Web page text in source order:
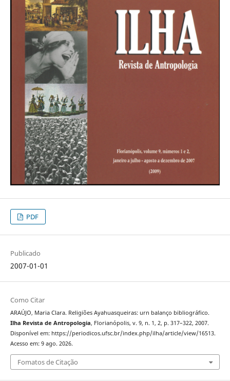
PDF
Publicado
2007-01-01
Como Citar
ARAÚJO, Maria Clara. Religiões Ayahuasqueiras: urn balanço bibliográfico.
Ilha Revista de Antropologia, Florianópolis, v. 9, n. 1, 2, p. 317–322, 2007.
Disponível em: https://periodicos.ufsc.br/index.php/ilha/article/view/16513.
Acesso em: 9 ago. 2026.
Fomatos de Citação